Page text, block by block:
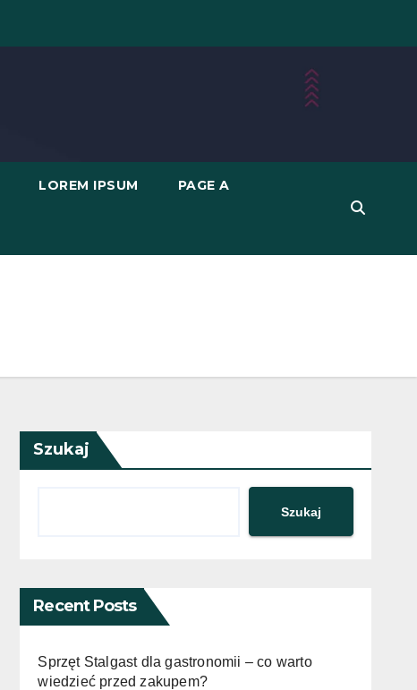
LOREM IPSUM PAGE A
Szukaj
Szukaj
Recent Posts
Sprzęt Stalgast dla gastronomii – co warto
wiedzieć przed zakupem?